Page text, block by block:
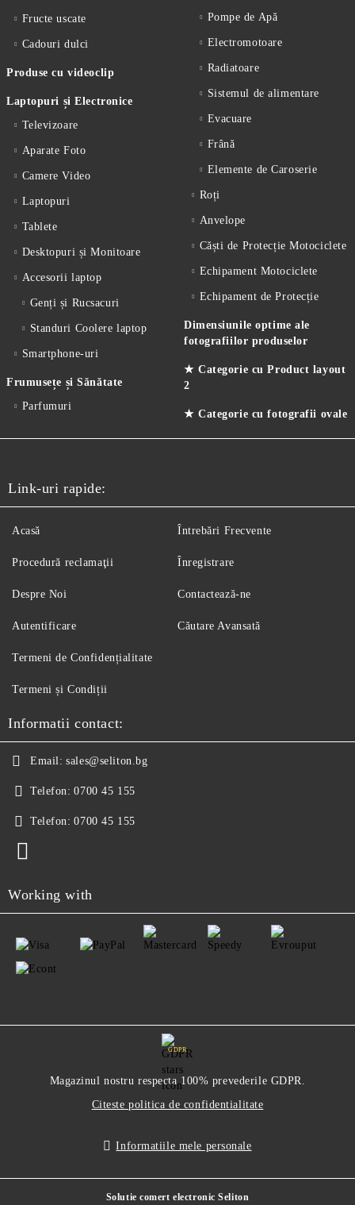
Fructe uscate
Cadouri dulci
Produse cu videoclip
Laptopuri și Electronice
Televizoare
Aparate Foto
Camere Video
Laptopuri
Tablete
Desktopuri și Monitoare
Accesorii laptop
Genți și Rucsacuri
Standuri Coolere laptop
Smartphone-uri
Frumusețe și Sănătate
Parfumuri
Pompe de Apă
Electromotoare
Radiatoare
Sistemul de alimentare
Evacuare
Frână
Elemente de Caroserie
Roți
Anvelope
Căști de Protecție Motociclete
Echipament Motociclete
Echipament de Protecție
Dimensiunile optime ale
fotografiilor produselor
★ Categorie cu Product layout
2
★ Categorie cu fotografii ovale
Link-uri rapide:
Acasă
Procedură reclamaţii
Despre Noi
Autentificare
Întrebări Frecvente
Înregistrare
Contactează-ne
Căutare Avansată
Termeni de Confidențialitate
Termeni și Condiții
Informatii contact:
Email: sales@seliton.bg
Telefon: 0700 45 155
Telefon: 0700 45 155
Working with
GDPR
Magazinul nostru respecta 100% prevederile GDPR.
Citeste politica de confidentialitate
Informatiile mele personale
Solutie comert electronic Seliton